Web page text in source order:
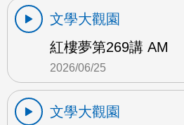
文學大觀園
紅樓夢第269講 AM
2026/06/25
文學大觀園